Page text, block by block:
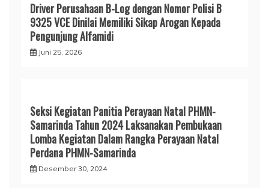
Driver Perusahaan B-Log dengan Nomor Polisi B
9325 VCE Dinilai Memiliki Sikap Arogan Kepada
Pengunjung Alfamidi
Juni 25, 2026
Seksi Kegiatan Panitia Perayaan Natal PHMN-
Samarinda Tahun 2024 Laksanakan Pembukaan
Lomba Kegiatan Dalam Rangka Perayaan Natal
Perdana PHMN-Samarinda
Desember 30, 2024